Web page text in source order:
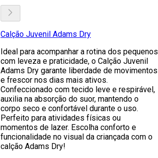
Calção Juvenil Adams Dry
Ideal para acompanhar a rotina dos pequenos
com leveza e praticidade, o Calção Juvenil
Adams Dry garante liberdade de movimentos
e frescor nos dias mais ativos.
Confeccionado com tecido leve e respirável,
auxilia na absorção do suor, mantendo o
corpo seco e confortável durante o uso.
Perfeito para atividades físicas ou
momentos de lazer. Escolha conforto e
funcionalidade no visual da criançada com o
calção Adams Dry!